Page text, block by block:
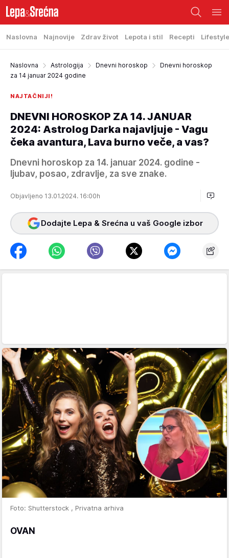
Naslovna Najnovije Zdrav život Lepota i stil Recepti Lifestyle
Naslovna Astrologija Dnevni horoskop
Dnevni horoskop
za 14 januar 2024 godine
NAJTAČNIJI!
DNEVNI HOROSKOP ZA 14. JANUAR
2024: Astrolog Darka najavljuje - Vagu
čeka avantura, Lava burno veče, a vas?
Dnevni horoskop za 14. januar 2024. godine -
ljubav, posao, zdravlje, za sve znake.
Objavljeno 13.01.2024. 16:00h
Dodajte Lepa & Srećna u vaš Google izbor
Foto: Shutterstock , Privatna arhiva
OVAN